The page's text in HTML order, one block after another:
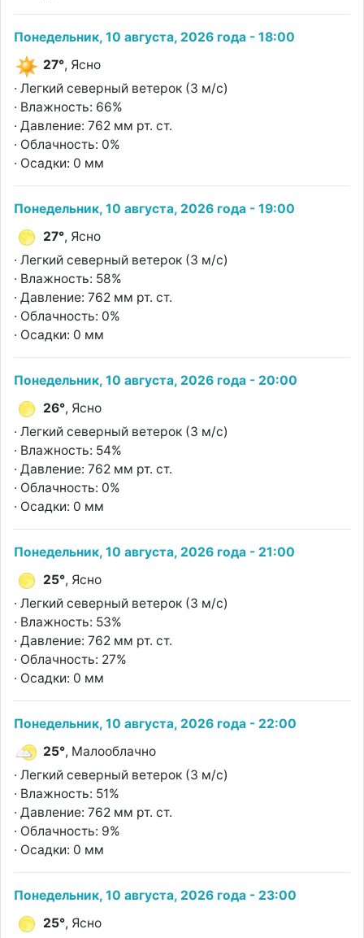
Понедельник, 10 августа, 2026 года - 18:00
27°, Ясно
· Легкий северный ветерок (3 м/с)
· Влажность: 66%
· Давление: 762 мм рт. ст.
· Облачность: 0%
· Осадки: 0 мм
Понедельник, 10 августа, 2026 года - 19:00
27°, Ясно
· Легкий северный ветерок (3 м/с)
· Влажность: 58%
· Давление: 762 мм рт. ст.
· Облачность: 0%
· Осадки: 0 мм
Понедельник, 10 августа, 2026 года - 20:00
26°, Ясно
· Легкий северный ветерок (3 м/с)
· Влажность: 54%
· Давление: 762 мм рт. ст.
· Облачность: 0%
· Осадки: 0 мм
Понедельник, 10 августа, 2026 года - 21:00
25°, Ясно
· Легкий северный ветерок (3 м/с)
· Влажность: 53%
· Давление: 762 мм рт. ст.
· Облачность: 27%
· Осадки: 0 мм
Понедельник, 10 августа, 2026 года - 22:00
25°, Малооблачно
· Легкий северный ветерок (3 м/с)
· Влажность: 51%
· Давление: 762 мм рт. ст.
· Облачность: 9%
· Осадки: 0 мм
Понедельник, 10 августа, 2026 года - 23:00
25°, Ясно